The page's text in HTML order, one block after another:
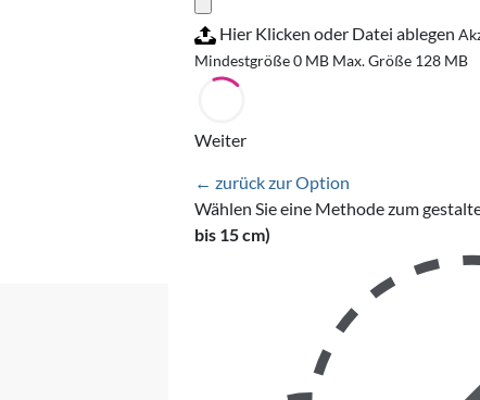
Hier Klicken oder Datei ablegen
Mindestgröße 0 MB Max. Größe 128 MB
Weiter
← zurück zur Option
Wählen Sie eine Methode zum
bis 15 cm)